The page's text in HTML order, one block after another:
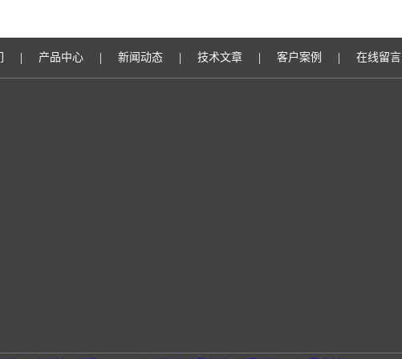
| 产品中心 | 新闻动态 | 技术文章 | 客户案例 | 在线留言